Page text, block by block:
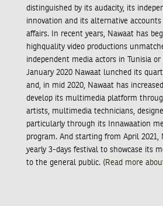
distinguished by its audacity, its
innovation and its alternative accounts
affairs. In recent years, Nawaat has
highquality video productions
independent media actors in Tunisia
January 2020 Nawaat lunched its
and, in mid 2020, Nawaat has
develop its multimedia platform
artists, multimedia technicians,
particularly through its Innawaation
program. And starting from April 2021,
yearly 3-days festival to showcase its
to the general public. ( Read more